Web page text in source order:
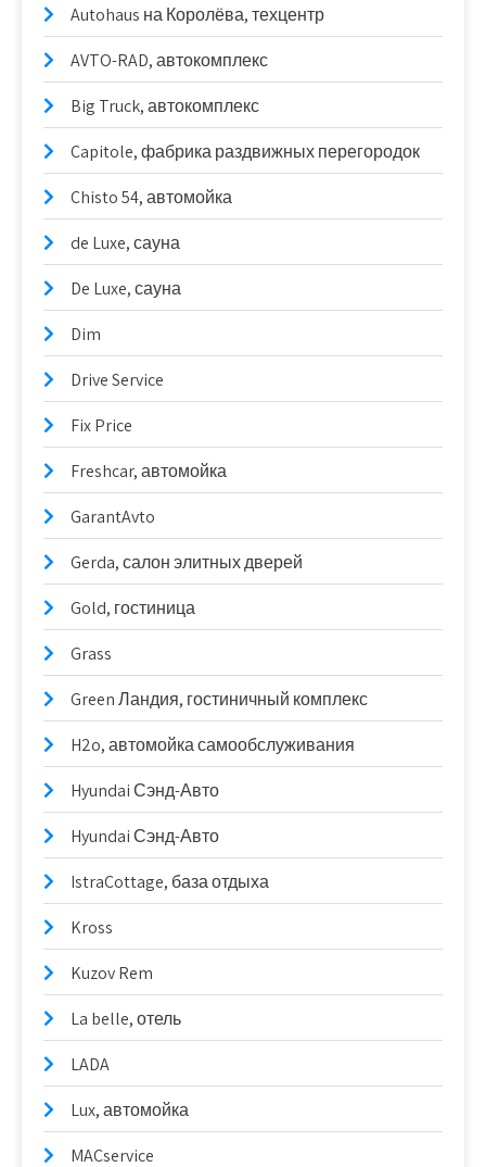
Autohaus на Королёва, техцентр
AVTO-RAD, автокомплекс
Big Truck, автокомплекс
Capitole, фабрика раздвижных перегородок
Chisto 54, автомойка
de Luxe, сауна
De Luxe, сауна
Dim
Drive Service
Fix Price
Freshcar, автомойка
GarantAvto
Gerda, салон элитных дверей
Gold, гостиница
Grass
Green Ландия, гостиничный комплекс
H2o, автомойка самообслуживания
Hyundai Сэнд-Авто
Hyundai Сэнд-Авто
IstraCottage, база отдыха
Kross
Kuzov Rem
La belle, отель
LADA
Lux, автомойка
MACservice